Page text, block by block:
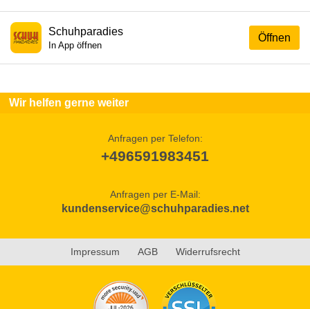
Öffnen
Schuhparadies
In App öffnen
Wir helfen gerne weiter
Anfragen per Telefon:
+496591983451
Anfragen per E-Mail:
kundenservice@schuhparadies.net
Impressum AGB Widerrufsrecht